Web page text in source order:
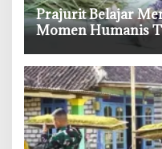
‎Prajurit Belajar
Momen Humanis